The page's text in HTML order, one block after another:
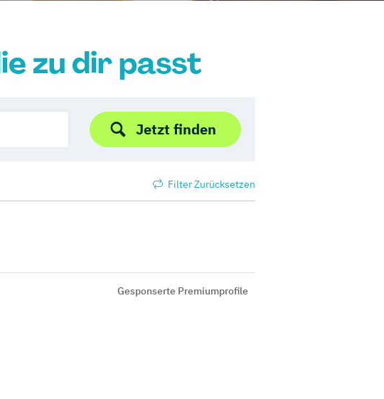
zu dir passt
Jetzt finden
Filter Zurücksetzen
Gesponserte Premiumprofile